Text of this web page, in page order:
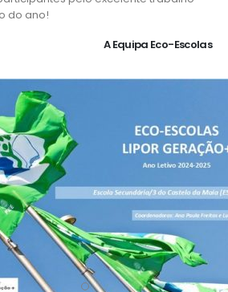
do ano!
A Equipa Eco-Escolas